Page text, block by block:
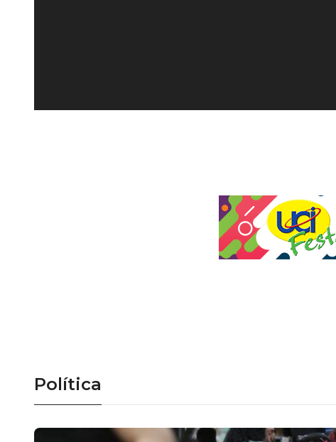
Política